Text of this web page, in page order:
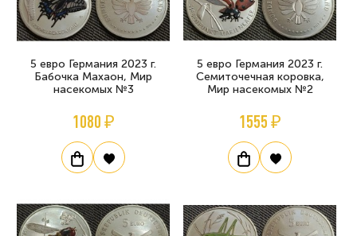
5 евро Германия 2023 г.
Бабочка Махаон, Мир
насекомых №3
1080 ₽
5 евро Германия 2023 г.
Семиточечная коровка,
Мир насекомых №2
1555 ₽